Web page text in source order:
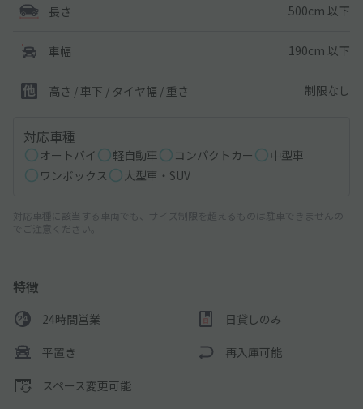
長さ 500cm 以下
車幅 190cm 以下
高さ / 車下 / タイヤ幅 / 重さ 制限なし
対応車種
オートバイ 軽自動車 コンパクトカー
中型車
ワンボックス
大型車・SUV
対応車種に該当する車両でも、サイズ制限を超えるものは駐車できませんの
でご注意ください。
特徴
24時間営業 日貸しのみ
平置き 再入庫可能
スペース変更可能